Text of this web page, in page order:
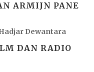
ARMIJN PANE
Dewantara
DAN RADIO